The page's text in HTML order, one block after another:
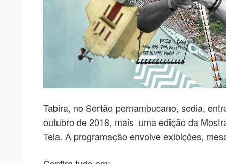
Tabira, no Sertão pernambucano, sedia,
outubro de 2018, mais uma edição da
Tela. A programação envolve exibições,